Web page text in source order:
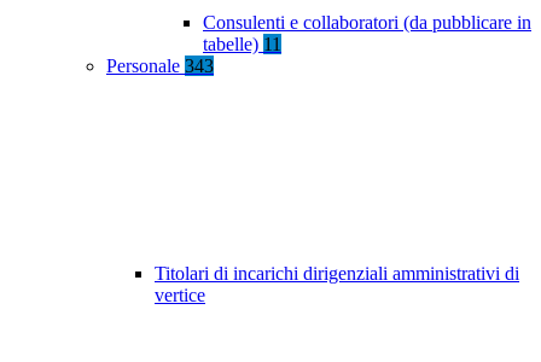
Consulenti e collaboratori (da pubblicare in
tabelle) 11
Personale 343
Titolari di incarichi dirigenziali amministrativi di
vertice